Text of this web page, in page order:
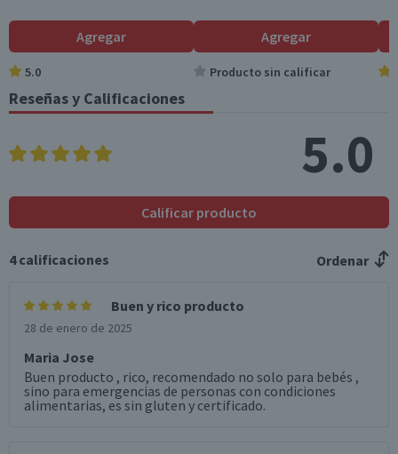
*Ingesta de referencia de un adulto promedio (8400 kj / 2000 kcal)
Agregar
5.0
Agregar
Producto sin calificar
Reseñas y Calificaciones
5.0
Calificar producto
4 calificaciones Ordenar
Buen y rico producto
28 de enero de 2025
Maria Jose
Buen producto , rico, recomendado no solo para bebés ,
sino para emergencias de personas con condiciones
alimentarias, es sin gluten y certificado.